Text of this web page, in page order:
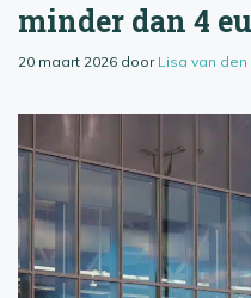
minder dan 4
20 maart 2026 door Lisa van den